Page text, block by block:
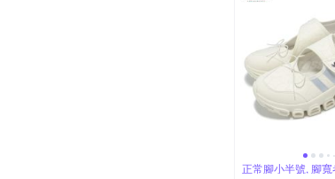
正常腳小半號, 腳